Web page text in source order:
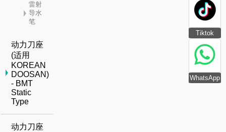
Tiktok
WhatsApp
雷射
导水
笔
动力刀座
(适用
KOREAN
DOOSAN)
- BMT
Static
Type
动力刀座